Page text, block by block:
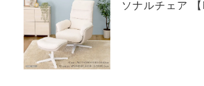
ソナルチェア